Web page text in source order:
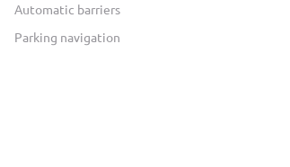
Automatic barriers
Parking navigation